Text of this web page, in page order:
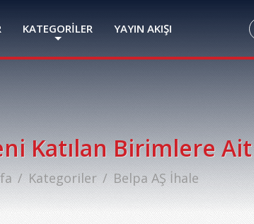
KATEGORİLER YAYIN AKIŞI
Katılan Birimlere Ait
Kategoriler Belpa AŞ İhale